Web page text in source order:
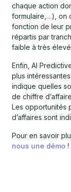
chaque action
formulaire,…), on
fonction de leur
répartis par
faible à très
Enfin, AI
plus
indique quelles
de chiffre
Les opportunités
d’affaires sont
Pour en savoir
nous une démo !